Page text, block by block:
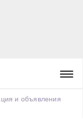
и объявления